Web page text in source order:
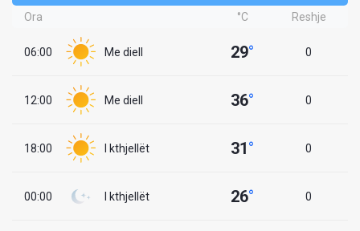
Ora °C Reshje
06:00 Me diell 29° 0
12:00 Me diell 36° 0
18:00 I kthjellët 31° 0
00:00 I kthjellët 26° 0